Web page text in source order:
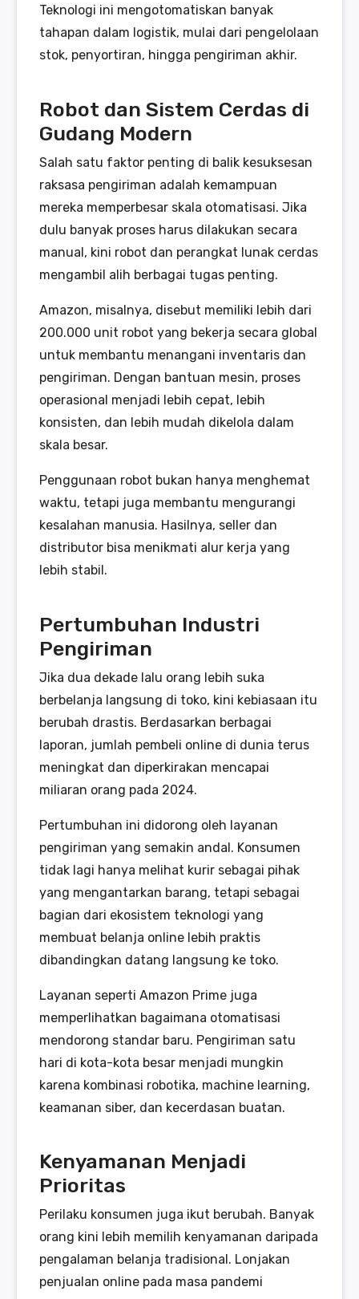
Teknologi ini mengotomatiskan banyak
tahapan dalam logistik, mulai dari pengelolaan
stok, penyortiran, hingga pengiriman akhir.
Robot dan Sistem Cerdas di
Gudang Modern
Salah satu faktor penting di balik kesuksesan
raksasa pengiriman adalah kemampuan
mereka memperbesar skala otomatisasi. Jika
dulu banyak proses harus dilakukan secara
manual, kini robot dan perangkat lunak cerdas
mengambil alih berbagai tugas penting.
Amazon, misalnya, disebut memiliki lebih dari
200.000 unit robot yang bekerja secara global
untuk membantu menangani inventaris dan
pengiriman. Dengan bantuan mesin, proses
operasional menjadi lebih cepat, lebih
konsisten, dan lebih mudah dikelola dalam
skala besar.
Penggunaan robot bukan hanya menghemat
waktu, tetapi juga membantu mengurangi
kesalahan manusia. Hasilnya, seller dan
distributor bisa menikmati alur kerja yang
lebih stabil.
Pertumbuhan Industri
Pengiriman
Jika dua dekade lalu orang lebih suka
berbelanja langsung di toko, kini kebiasaan itu
berubah drastis. Berdasarkan berbagai
laporan, jumlah pembeli online di dunia terus
meningkat dan diperkirakan mencapai
miliaran orang pada 2024.
Pertumbuhan ini didorong oleh layanan
pengiriman yang semakin andal. Konsumen
tidak lagi hanya melihat kurir sebagai pihak
yang mengantarkan barang, tetapi sebagai
bagian dari ekosistem teknologi yang
membuat belanja online lebih praktis
dibandingkan datang langsung ke toko.
Layanan seperti Amazon Prime juga
memperlihatkan bagaimana otomatisasi
mendorong standar baru. Pengiriman satu
hari di kota-kota besar menjadi mungkin
karena kombinasi robotika, machine learning,
keamanan siber, dan kecerdasan buatan.
Kenyamanan Menjadi
Prioritas
Perilaku konsumen juga ikut berubah. Banyak
orang kini lebih memilih kenyamanan daripada
pengalaman belanja tradisional. Lonjakan
penjualan online pada masa pandemi